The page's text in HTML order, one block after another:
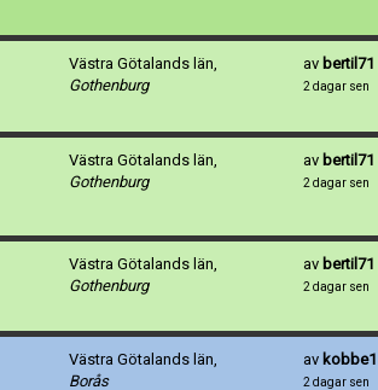
av bertil71
2 dagar sen
Västra Götalands län,
Gothenburg
av bertil71
2 dagar sen
Västra Götalands län,
Gothenburg
av bertil71
2 dagar sen
Västra Götalands län,
Gothenburg
av kobbe1
2 dagar sen
Västra Götalands län,
Borås